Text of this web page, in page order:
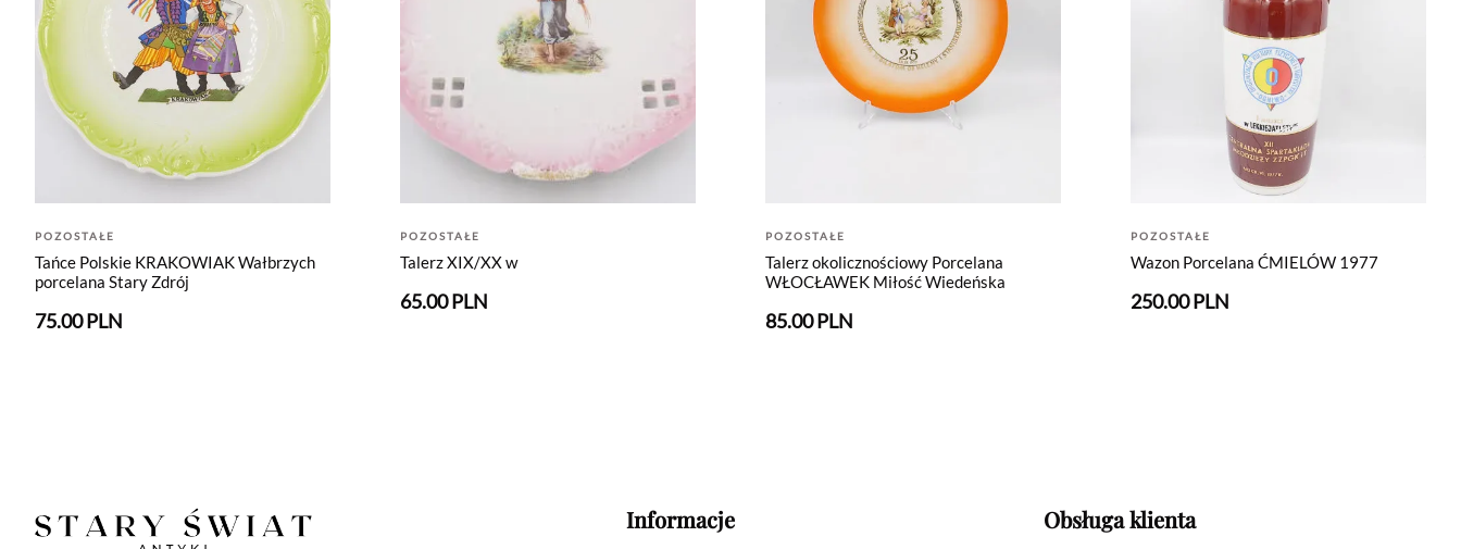
POZOSTAŁE
Tańce Polskie KRAKOWIAK Wałbrzych
porcelana Stary Zdrój
75.00 PLN
POZOSTAŁE
Talerz XIX/XX w
65.00 PLN
POZOSTAŁE
Talerz okolicznościowy Porcelana
WŁOCŁAWEK Miłość Wiedeńska
85.00 PLN
POZOSTAŁE
Wazon Porcelana ĆMIELÓW 1977
250.00 PLN
Informacje Obsługa klienta